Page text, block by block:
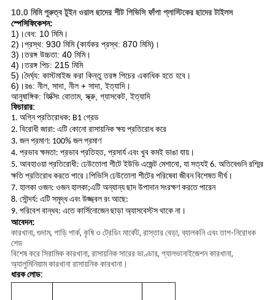
10.0 মিমি পুরুত্ব টুইন ওয়াল ছাদের শীট পিভিসি ফাঁপা প্লাস্টিকের ছাদের টাইলস
স্পেসিফিকেশন:
1)।বেধ: 10 মিমি।
2)।প্রস্থ: 930 মিমি (কার্যকর প্রস্থ: 870 মিমি)।
3)।তরঙ্গ উচ্চতা: 40 মিমি।
4)।তরঙ্গ পিচ: 215 মিমি
5)।দৈর্ঘ্য: কাস্টমাইজ করা কিন্তু তরঙ্গ পিচের একাধিক হতে হবে।
6)।রঙ: নীল, সাদা, নীল + সাদা, ইত্যাদি।
আনুষাঙ্গিক: ফিক্সিং বোতাম, স্ক্রু, গ্যাসকেট, ইত্যাদি
ফিচারার:
1. অগ্নি প্রতিরোধক: B1 গ্রেড
2. বিরোধী জারা: এটি কোনো রাসায়নিক ক্ষয় প্রতিরোধ করে
3. জল প্রমাণ: 100% জল প্রমাণ
4. প্রভাব ক্ষমতা: প্রভাব প্রতিহত, প্রসার্য এবং খুব কমই ভাঙা যায়।
5. আবহাওয়া প্রতিরোধী: ঢেউতোলা শীটে ইউভি এজেন্ট মেশানো, যা সত্যই 6. অতিবেগুনি রশ্মির
ক্ষতি প্রতিরোধ করতে পারে।পিভিসি ঢেউতোলা শীটের পরিষেবা জীবন বিশেষত দীর্ঘ।
7. হালকা ওজন: ওজন হালকা;এটি অন্যান্য ছাদ উপাদান সংরক্ষণ করতে পারেন
8. সৌন্দর্য: এটি সমৃদ্ধ এবং উজ্জ্বল রং আছে:
9. পরিবেশ বান্ধব: এতে কার্সিনোজেন ছাড়া অ্যাসবেস্টস থাকে না।
আবেদন:
কারখানা, গুদাম, গাড়ি পার্ক, কৃষি ও ট্রেডিং মার্কেট, রাস্তার বেড়া, ব্যালকনি এবং তাপ-নিরোধক
শেড
বিশেষ করে সিরামিক কারখানা, রাসায়নিক সারের ভাণ্ডার, গ্যালভানাইজেশন কারখানা,
অ্যালুমিনিয়াম কারখানা রাসায়নিক কারখানা।
ধারক লোড: